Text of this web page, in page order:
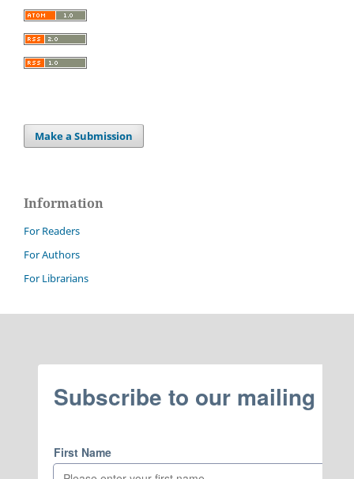
Make a Submission
Information
For Readers
For Authors
For Librarians